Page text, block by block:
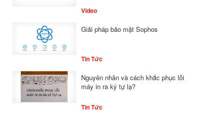
Video
Giải pháp bảo mật Sophos
Tin Tức
Nguyên nhân và cách khắc phục lỗi
máy in ra ký tự lạ?
Tin Tức